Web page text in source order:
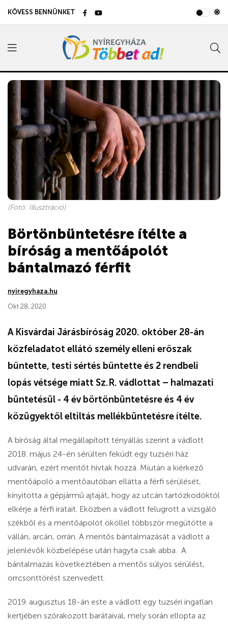
KÖVESS BENNÜNKET
(Fotó: Illusztráció)
Börtönbüntetésre ítélte a
bíróság a mentőápolót
bántalmazó férfit
nyiregyhaza.hu
Okt 28, 2020
A Kisvárdai Járásbíróság 2020. október 28-án
közfeladatot ellátó személy elleni erőszak
bűntette, testi sértés bűntette és 2 rendbeli
lopás vétsége miatt Sz.R. vádlottat – halmazati
büntetésül - 4 év börtönbüntetésre és 4 év
közügyektől eltiltás mellékbüntetésre ítélte.
A bíróság által megállapított tényállás szerint a vádlott
2018. május 24-én sérülten feküdt egy tuzséri ház
udvarán, ezért mentőt hívtak hozzá. Miután a kiérkező
mentőápoló a mentőautóban ellátta a férfi sérülését,
kinyitotta a gépjármű ajtaját, hogy az utcán tartózkodóktól
elkérje a férfi iratait. Eközben a vádlott felugrott a vizsgáló
székből és a mentőápolót ököllel többször megütötte a
vállán, arcán, orrán. A mentős bántalmazását a vádlott a
jelenlévők közbelépése után hagyta csak abba. A
bántalmazás következtében a mentős súlyos sérülést,
orrcsonttörést szenvedett.
2019. augusztus 18-án este a vádlott egy tuzséri ingatlan
kertjében szórakozott barátaival, mely során ellopta az